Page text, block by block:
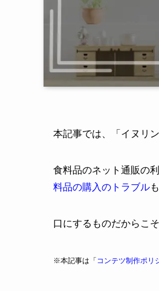
本記事では、「イヌリ
食料品のネット通販の
料品の購入のトラブル
口にするものだからこ
※本記事は「 コンテツ制作ポリ